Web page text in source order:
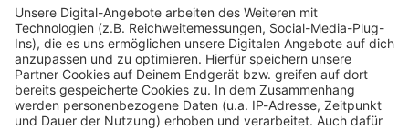
Studio Hotline
Kontaktformular
Sprachnachricht